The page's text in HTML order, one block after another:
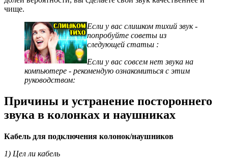
чище.
Если у вас слишком тихий звук-
попробуйте советы из
следующей статьи :
Если у вас совсем нет звука на
компьютере - рекомендую ознакомиться с этим
руководством:
Причины и устранение постороннего
звука в колонках и наушниках
Кабель для подключения колонок/наушников
1) Цел ли кабель